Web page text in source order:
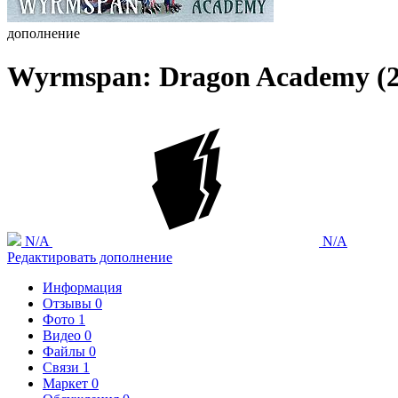
дополнение
Wyrmspan: Dragon Academy
N/A
N/A
Редактировать дополнение
Информация
Отзывы 0
Фото 1
Видео 0
Файлы 0
Связи 1
Маркет 0